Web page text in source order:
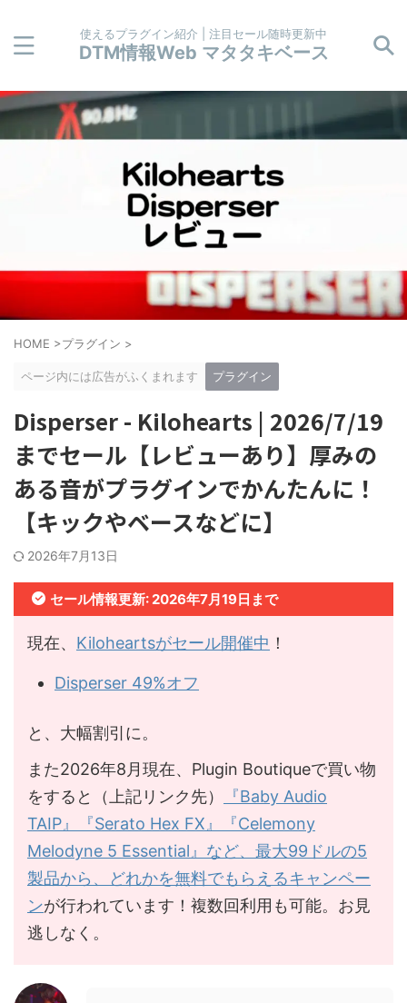
使えるプラグイン紹介 | 注目セール随時更新中
DTM情報Web マタタキベース
HOME >プラグイン >
ページ内には広告がふくまれます プラグイン
Disperser - Kilohearts | 2026/7/19
までセール【レビューあり】厚みの
ある音がプラグインでかんたんに！
【キックやベースなどに】
2026年7月13日
セール情報更新: 2026年7月19日まで
現在、 Kiloheartsがセール開催中 ！
Disperser 49%オフ
と、大幅割引に。
また2026年8月現在、Plugin Boutiqueで買い物
をすると（上記リンク先）
『Baby Audio
TAIP』『Serato Hex FX』『Celemony
Melodyne 5 Essential』など、最大99ドルの5
製品から、どれかを無料でもらえるキャンペー
ンが行われています！複数回利用も可能。お見
逃しなく。